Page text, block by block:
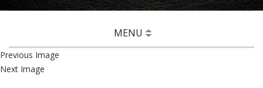
MENU
Previous Image
Next Image